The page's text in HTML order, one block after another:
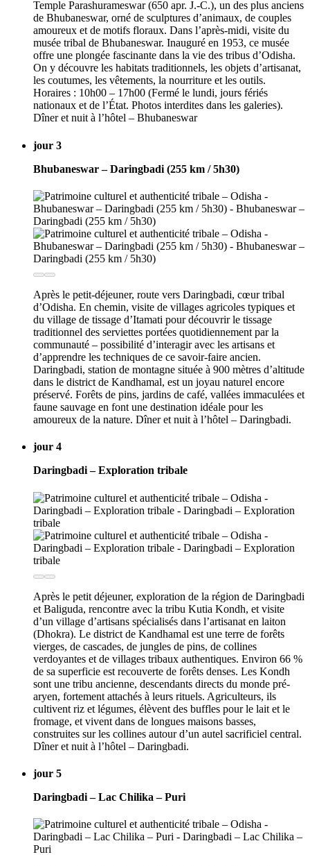
Temple Parashurameswar (650 apr. J.-C.), un des plus anciens
de Bhubaneswar, orné de sculptures d’animaux, de couples
amoureux et de motifs floraux. Dans l’après-midi, visite du
musée tribal de Bhubaneswar. Inauguré en 1953, ce musée
offre une plongée fascinante dans la vie des tribus d’Odisha.
On y découvre les habitats traditionnels, les objets d’artisanat,
les coutumes, les vêtements, la nourriture et les outils.
Horaires : 10h00 – 17h00 (Fermé le lundi, jours fériés
nationaux et de l’État. Photos interdites dans les galeries).
Dîner et nuit à l’hôtel – Bhubaneswar
jour 3
Bhubaneswar – Daringbadi (255 km / 5h30)
Après le petit-déjeuner, route vers Daringbadi, cœur tribal
d’Odisha. En chemin, visite de villages agricoles typiques et
du village de tissage d’Itamati pour découvrir le tissage
traditionnel des serviettes portées quotidiennement par la
communauté – possibilité d’interagir avec les artisans et
d’apprendre les techniques de ce savoir-faire ancien.
Daringbadi, station de montagne située à 900 mètres d’altitude
dans le district de Kandhamal, est un joyau naturel encore
préservé. Forêts de pins, jardins de café, vallées immaculées et
faune sauvage en font une destination idéale pour les
amoureux de la nature. Dîner et nuit à l’hôtel – Daringbadi.
jour 4
Daringbadi – Exploration tribale
Après le petit déjeuner, exploration de la région de Daringbadi
et Baliguda, rencontre avec la tribu Kutia Kondh, et visite
d’un village d’artisans spécialisés dans l’artisanat en laiton
(Dhokra). Le district de Kandhamal est une terre de forêts
vierges, de cascades, de jungles de pins, de collines
verdoyantes et de villages tribaux authentiques. Environ 66 %
de sa superficie est recouverte de forêts denses. Les Kondh
sont une tribu ancienne, descendants directs du monde pré-
aryen, fortement attachés à leurs rituels. Agriculteurs, ils
cultivent riz et légumes, élèvent des buffles pour le lait et le
fromage, et vivent dans de longues maisons basses,
construites sur les collines autour d’un autel sacrificiel central.
Dîner et nuit à l’hôtel – Daringbadi.
jour 5
Daringbadi – Lac Chilika – Puri